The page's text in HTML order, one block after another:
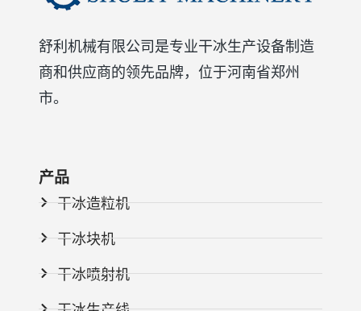
舒利机械有限公司是专业干冰生产设备制造
商和供应商的领先品牌，位于河南省郑州
市。
产品
干冰造粒机
干冰块机
干冰喷射机